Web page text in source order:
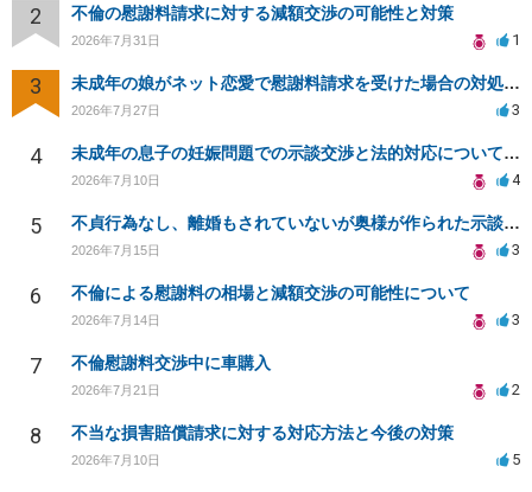
2 不倫の慰謝料請求に対する減額交渉の可能性と対策
2026年7月31日 1
3 未成年の娘がネット恋愛で慰謝料請求を受けた場合の対処法は？
2026年7月27日 3
4 未成年の息子の妊娠問題での示談交渉と法的対応について相談
2026年7月10日 4
5 不貞行為なし、離婚もされていないが奥様が作られた示談書にサインをしてしまいました。効力はありますか？
2026年7月15日 3
6 不倫による慰謝料の相場と減額交渉の可能性について
2026年7月14日 3
7 不倫慰謝料交渉中に車購入
2026年7月21日 2
8 不当な損害賠償請求に対する対応方法と今後の対策
2026年7月10日 5